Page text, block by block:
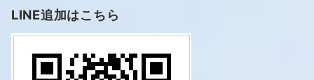
LINE追加はこちら